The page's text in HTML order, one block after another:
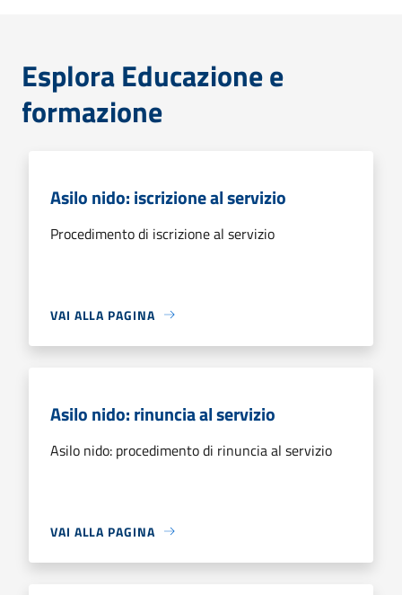
Esplora Educazione e
formazione
Asilo nido: iscrizione al servizio
Procedimento di iscrizione al servizio
VAI ALLA PAGINA
Asilo nido: rinuncia al servizio
Asilo nido: procedimento di rinuncia al servizio
VAI ALLA PAGINA